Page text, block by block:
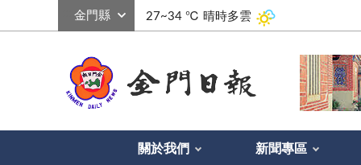
27~34 ℃ 晴時多雲
關於我們 新聞專區